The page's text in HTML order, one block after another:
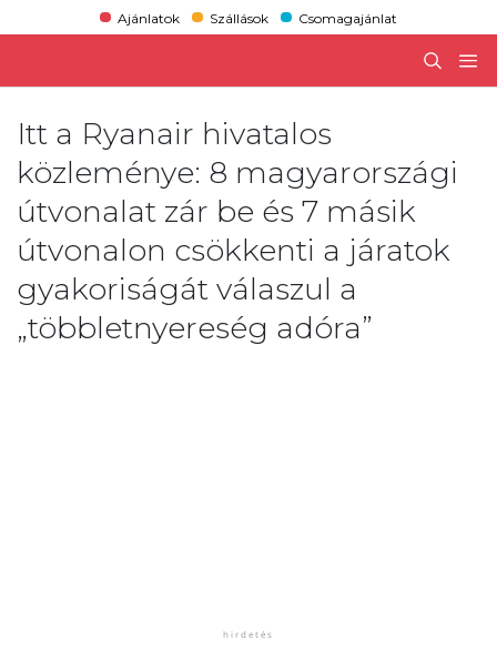
Ajánlatok Szállások Csomagajánlat
Itt a Ryanair hivatalos
közleménye: 8 magyarországi
útvonalat zár be és 7 másik
útvonalon csökkenti a járatok
gyakoriságát válaszul a
„többletnyereség adóra”